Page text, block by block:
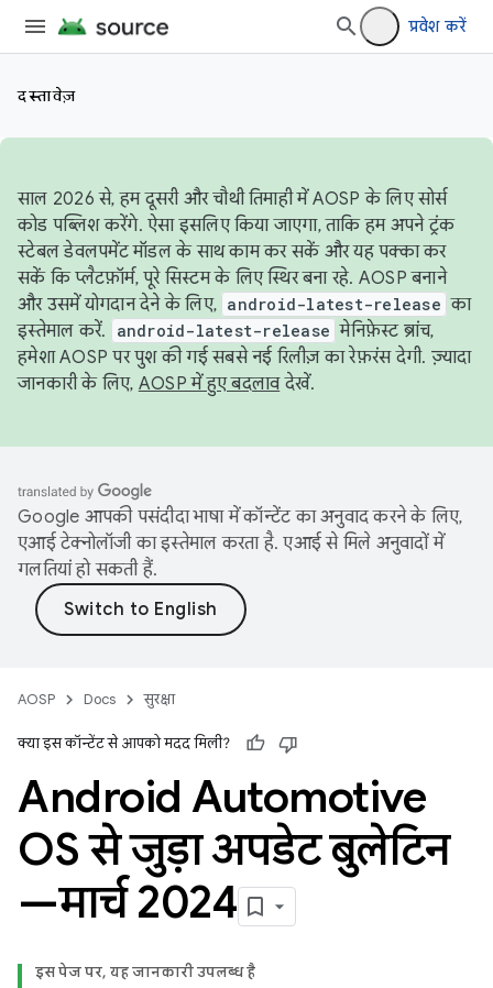
प्रवेश करें
दस्तावेज़
साल 2026 से, हम दूसरी और चौथी तिमाही में AOSP के लिए सोर्स
कोड पब्लिश करेंगे. ऐसा इसलिए किया जाएगा, ताकि हम अपने ट्रंक
स्टेबल डेवलपमेंट मॉडल के साथ काम कर सकें और यह पक्का कर
सकें कि प्लैटफ़ॉर्म, पूरे सिस्टम के लिए स्थिर बना रहे. AOSP बनाने
और उसमें योगदान देने के लिए, android-latest-release का
इस्तेमाल करें.
android-latest-release मेनिफ़ेस्ट ब्रांच,
हमेशा AOSP पर पुश की गई सबसे नई रिलीज़ का रेफ़रंस देगी. ज़्यादा
जानकारी के लिए, AOSP में हुए बदलावदेखें.
Google आपकी पसंदीदा भाषा में कॉन्टेंट का अनुवाद करने के लिए,
एआई टेक्नोलॉजी का इस्तेमाल करता है. एआई से मिले अनुवादों में
गलतियां हो सकती हैं.
AOSP Docs सुरक्षा
क्या इस कॉन्टेंट से आपको मदद मिली?
Android Automotive
OS से जुड़ा अपडेट बुलेटिन
—मार्च 2024
इस पेज पर, यह जानकारी उपलब्ध है